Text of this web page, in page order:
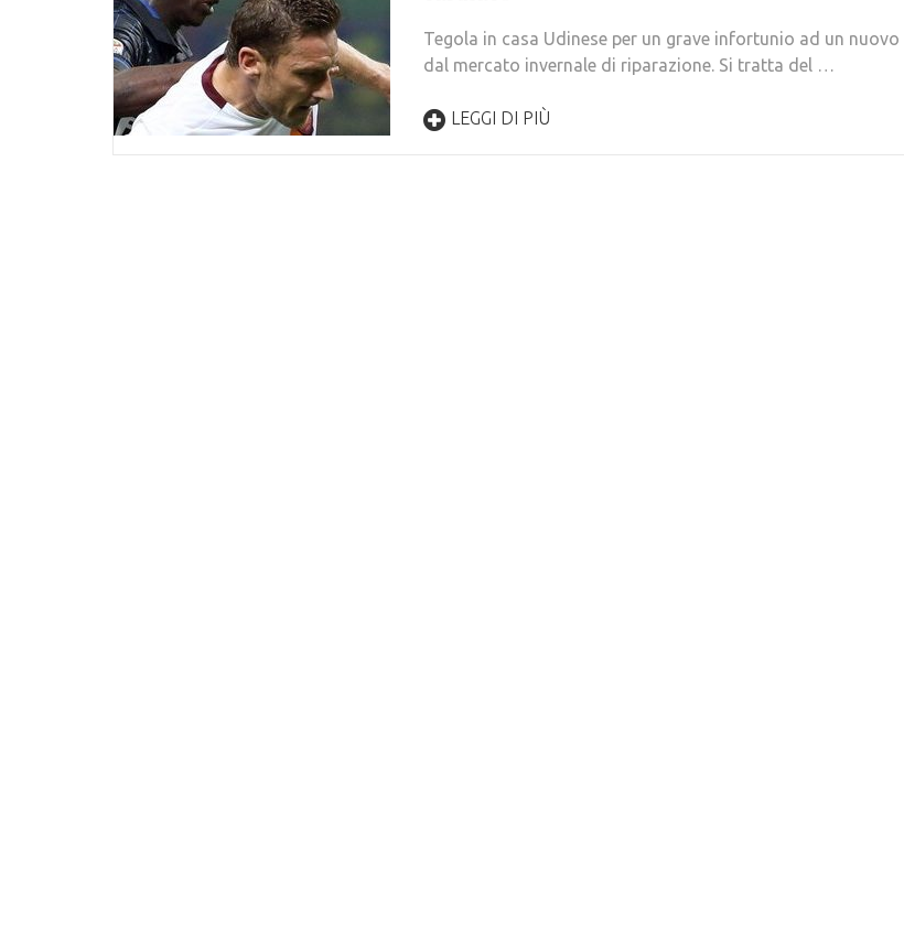
Tegola in casa Udinese per un grave infortunio ad un
dal mercato invernale di riparazione. Si tratta del …
LEGGI DI PIÙ